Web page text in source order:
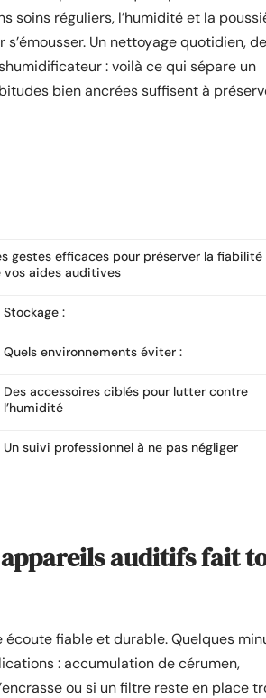
soins réguliers, l’humidité et la
Un nettoyage quotidien,
: voilà ce qui sépare un
bien ancrées suffisent à
gestes efficaces pour préserver la fiabilité
vos aides auditives
Stockage :
Quels environnements éviter :
Des accessoires ciblés pour lutter contre
l’humidité
Un suivi professionnel à ne pas négliger
auditifs fait
écoute fiable et durable. Quelques
: accumulation de cérumen,
ou si un filtre reste en place